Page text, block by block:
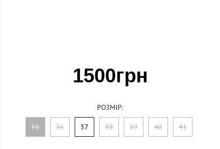
1500грн
РОЗМІР:
35 36 37 38 39 40 41